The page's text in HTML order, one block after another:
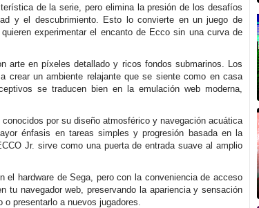
de la serie, pero elimina la presión de los desafíos
y el descubrimiento. Esto lo convierte en un juego de
experimentar el encanto de Ecco sin una curva de
arte en píxeles detallado y ricos fondos submarinos. Los
crear un ambiente relajante que se siente como en casa
se traducen bien en la emulación web moderna,
por su diseño atmosférico y navegación acuática
énfasis en tareas simples y progresión basada en la
Jr. sirve como una puerta de entrada suave al amplio
el hardware de Sega, pero con la conveniencia de acceso
tu navegador web, preservando la apariencia y sensación
presentarlo a nuevos jugadores.